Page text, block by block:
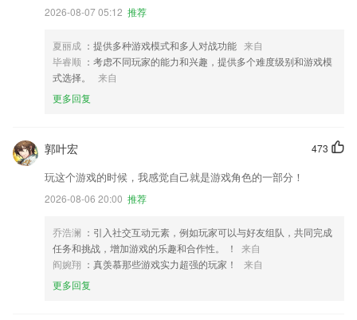
2026-08-07 05:12 推荐
夏丽成 ：提供多种游戏模式和多人对战功能 来自
毕睿顺 ：考虑不同玩家的能力和兴趣，提供多个难度级别和游戏模
式选择。
来自
更多回复
473
郭叶宏
玩这个游戏的时候，我感觉自己就是游戏角色的一部分！
2026-08-06 20:00 推荐
乔浩澜 ：引入社交互动元素，例如玩家可以与好友组队，共同完成
任务和挑战，增加游戏的乐趣和合作性。 ！
来自
阎婉翔 ：真羡慕那些游戏实力超强的玩家！
来自
更多回复